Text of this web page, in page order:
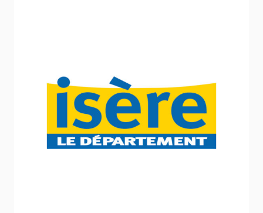
Conseil Départemental de l’Isère
Sport - Loisirs - Jeunesse